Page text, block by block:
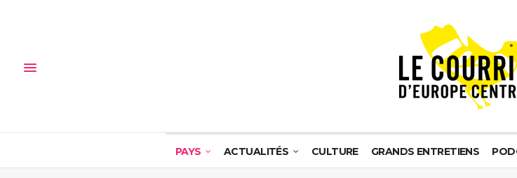
PAYS ACTUALITÉS CULTURE GRANDS ENTRETIENS